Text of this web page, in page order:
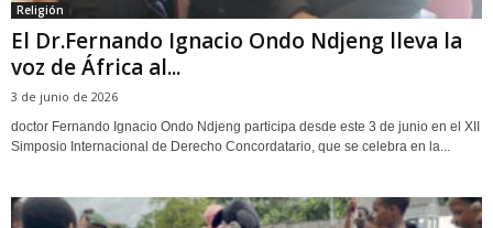
Religión
El Dr.Fernando Ignacio Ondo Ndjeng lleva la
voz de África al...
3 de junio de 2026
doctor Fernando Ignacio Ondo Ndjeng participa desde este 3 de junio en el XII
Simposio Internacional de Derecho Concordatario, que se celebra en la...